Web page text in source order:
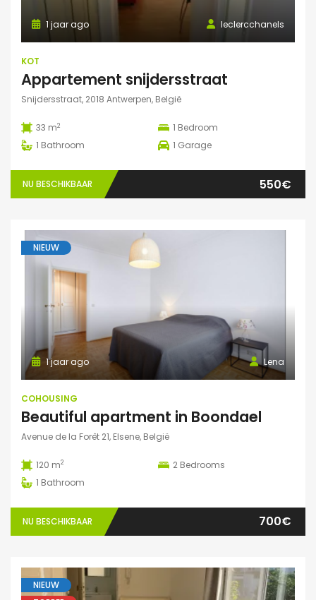
leclercchanels
1 jaar ago
KOT
Appartement snijdersstraat
Snijdersstraat, 2018 Antwerpen, België
33 m2 1 Bedroom
1 Bathroom 1 Garage
NU BESCHIKBAAR 550€
NIEUW
Lena
1 jaar ago
COHOUSING
Beautiful apartment in Boondael
Avenue de la Forêt 21, Elsene, België
120 m2 2 Bedrooms
1 Bathroom
NU BESCHIKBAAR 700€
NIEUW